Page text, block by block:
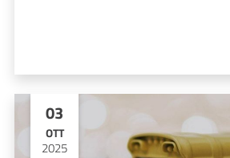
03
OTT
2025